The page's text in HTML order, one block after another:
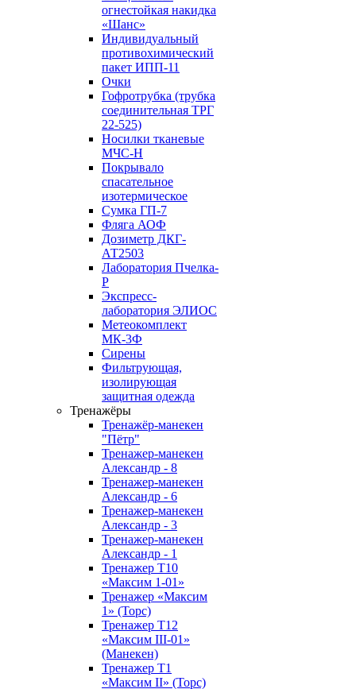
огнестойкая накидка
«Шанс»
Индивидуальный
противохимический
пакет ИПП-11
Очки
Гофротрубка (трубка
соединительная ТРГ
22-525)
Носилки тканевые
МЧС-Н
Покрывало
спасательное
изотермическое
Сумка ГП-7
Фляга АОФ
Дозиметр ДКГ-
АТ2503
Лаборатория Пчелка-
Р
Экспресс-
лаборатория ЭЛИОС
Метеокомплект
МК-3Ф
Сирены
Фильтрующая,
изолирующая
защитная одежда
Тренажёры
Тренажёр-манекен
"Пётр"
Тренажер-манекен
Александр - 8
Тренажер-манекен
Александр - 6
Тренажер-манекен
Александр - 3
Тренажер-манекен
Александр - 1
Тренажер Т10
«Максим 1-01»
Тренажер «Максим
1» (Торс)
Тренажер T12
«Максим III-01»
(Манекен)
Тренажер Т1
«Максим II» (Торс)